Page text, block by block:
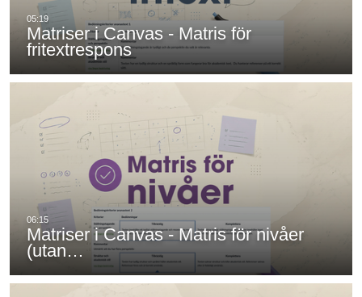
Matriser i Canvas - Matris för
fritextrespons
Matriser i Canvas - Matris för nivåer
(utan…